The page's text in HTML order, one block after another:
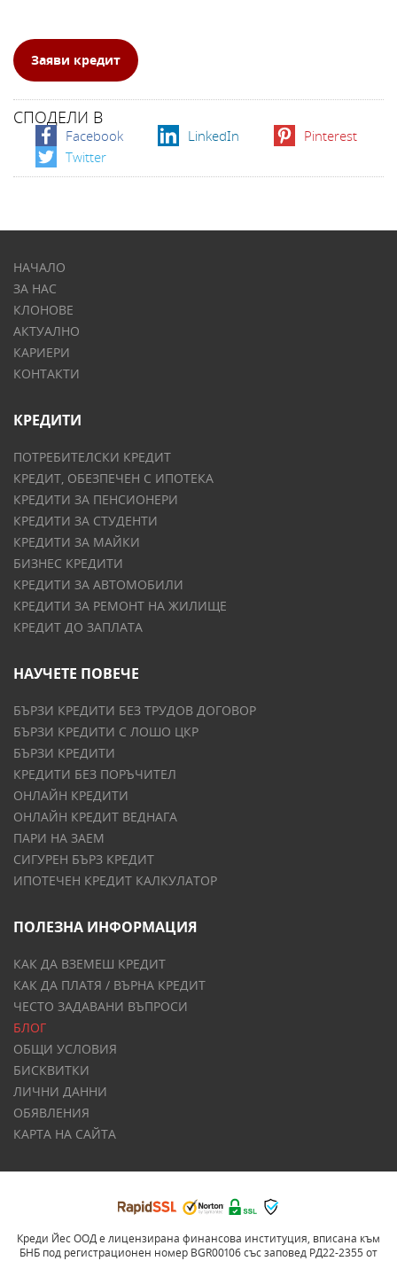
Заяви кредит
СПОДЕЛИ В
Facebook LinkedIn
Pinterest
Twitter
НАЧАЛО
ЗА НАС
КЛОНОВЕ
АКТУАЛНО
КАРИЕРИ
КОНТАКТИ
КРЕДИТИ
ПОТРЕБИТЕЛСКИ КРЕДИТ
КРЕДИТ, ОБЕЗПЕЧЕН С ИПОТЕКА
КРЕДИТИ ЗА ПЕНСИОНЕРИ
КРЕДИТИ ЗА СТУДЕНТИ
КРЕДИТИ ЗА МАЙКИ
БИЗНЕС КРЕДИТИ
КРЕДИТИ ЗА АВТОМОБИЛИ
КРЕДИТИ ЗА РЕМОНТ НА ЖИЛИЩЕ
КРЕДИТ ДО ЗАПЛАТА
НАУЧЕТЕ ПОВЕЧЕ
БЪРЗИ КРЕДИТИ БЕЗ ТРУДОВ ДОГОВОР
БЪРЗИ КРЕДИТИ С ЛОШО ЦКР
БЪРЗИ КРЕДИТИ
КРЕДИТИ БЕЗ ПОРЪЧИТЕЛ
ОНЛАЙН КРЕДИТИ
ОНЛАЙН КРЕДИТ ВЕДНАГА
ПАРИ НА ЗАЕМ
СИГУРЕН БЪРЗ КРЕДИТ
ИПОТЕЧЕН КРЕДИТ КАЛКУЛАТОР
ПОЛЕЗНА ИНФОРМАЦИЯ
КАК ДА ВЗЕМЕШ КРЕДИТ
КАК ДА ПЛАТЯ / ВЪРНА КРЕДИТ
ЧЕСТО ЗАДАВАНИ ВЪПРОСИ
БЛОГ
ОБЩИ УСЛОВИЯ
БИСКВИТКИ
ЛИЧНИ ДАННИ
ОБЯВЛЕНИЯ
КАРТА НА САЙТА
Креди Йес ООД е лицензирана финансова институция, вписана към
БНБ под регистрационен номер BGR00106 със заповед РД22-2355 от